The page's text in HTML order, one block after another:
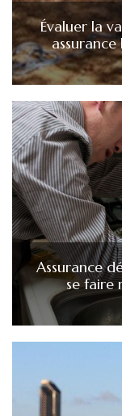
Évaluer la
Assurance
se faire